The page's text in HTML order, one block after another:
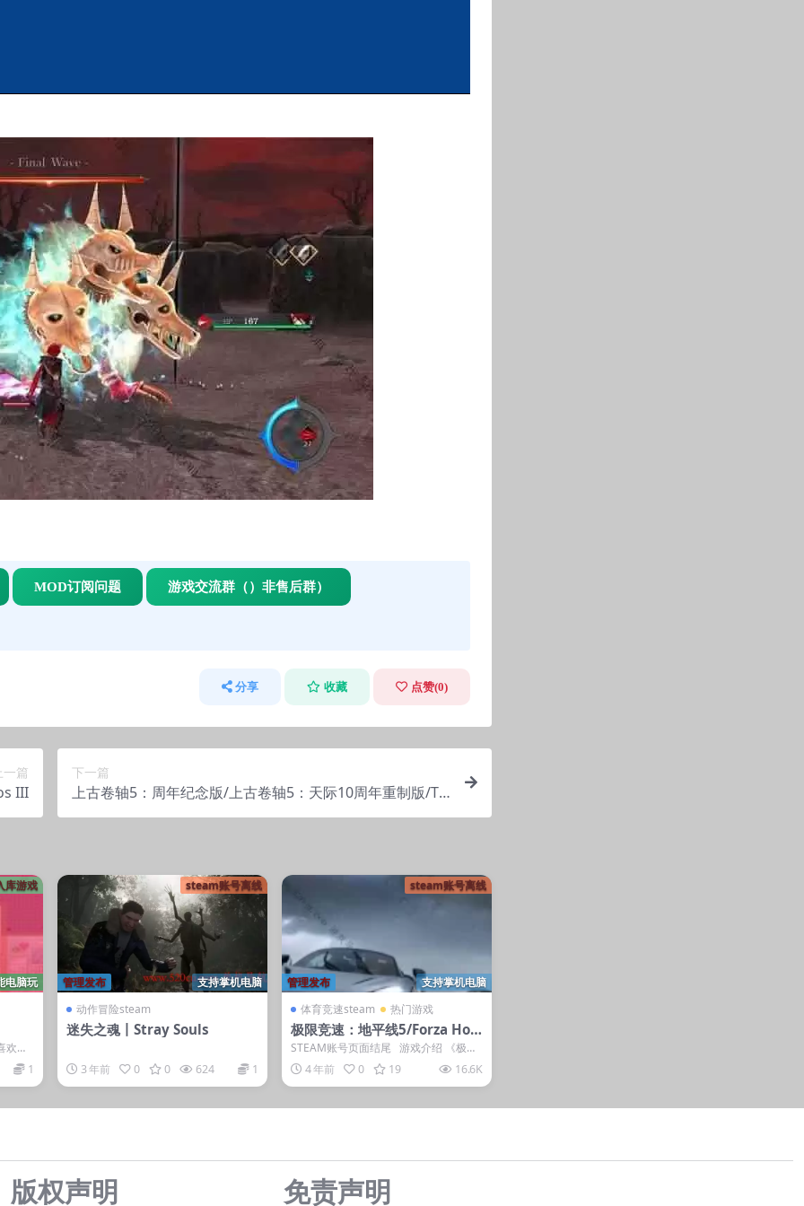
MOD订阅问题 游戏交流群（）非售后群）
分享 收藏 点赞(0)
一篇
III
下一篇
上古卷轴5：周年纪念版/上古卷轴5：天际10周年重制版/Th
e Elder Scrolls V: Skyrim Special Edition
库游戏
电脑玩
欢的
游
1
steam账号离线
支持掌机电脑
管理发布
动作冒险steam
迷失之魂丨Stray Souls
3 年前 0 0 624 1
steam账号离线
支持掌机电脑
管理发布
体育竞速steam
热门游戏
极限竞速：地平线5/Forza Hori
zon 5 – Premium Edition
STEAM账号页面结尾 游戏介绍 《极限
竞速：地平线5》是由微软发...
4 年前 0 19 16.6K
版权声明 免责声明